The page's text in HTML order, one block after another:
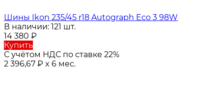
Шины Ikon 235/45 r18 Autograph Eco 3 98W
В наличии: 121 шт.
14 380 ₽
Купить
С учётом НДС по ставке 22%
2 396,67 ₽ x 6 мес.